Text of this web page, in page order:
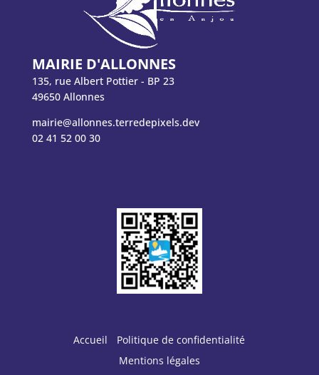
MAIRIE D'ALLONNES
135, rue Albert Pottier - BP 23
49650 Allonnes
mairie@allonnes.terredepixels.dev
02 41 52 00 30
Accueil
Politique de confidentialité
Mentions légales